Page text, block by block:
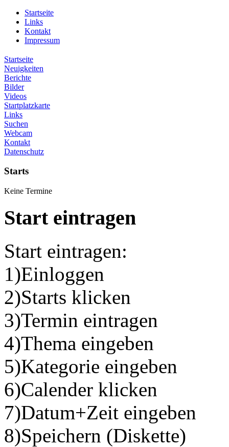
Startseite
Links
Kontakt
Impressum
Startseite
Neuigkeiten
Berichte
Bilder
Videos
Startplatzkarte
Links
Suchen
Webcam
Kontakt
Datenschutz
Starts
Keine Termine
Start eintragen
Start eintragen:
1)Einloggen
2)Starts klicken
3)Termin eintragen
4)Thema eingeben
5)Kategorie eingeben
6)Calender klicken
7)Datum+Zeit eingeben
8)Speichern (Diskette)